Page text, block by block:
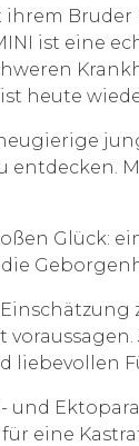
ist eine
heute
entdecken.
Glück:
liebevollen
und
eine